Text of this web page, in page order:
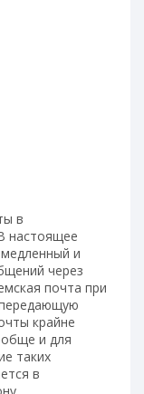
в
настоящее
и
через
почта при
крайне
и для
таких
в